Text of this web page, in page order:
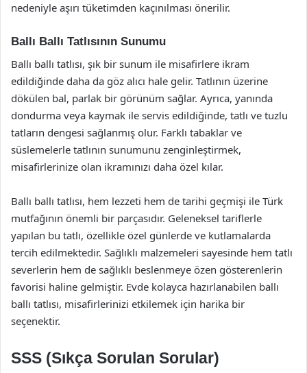
nedeniyle aşırı tüketimden kaçınılması önerilir.
Ballı Ballı Tatlısının Sunumu
Ballı ballı tatlısı, şık bir sunum ile misafirlere ikram
edildiğinde daha da göz alıcı hale gelir. Tatlının üzerine
dökülen bal, parlak bir görünüm sağlar. Ayrıca, yanında
dondurma veya kaymak ile servis edildiğinde, tatlı ve tuzlu
tatların dengesi sağlanmış olur. Farklı tabaklar ve
süslemelerle tatlının sunumunu zenginleştirmek,
misafirlerinize olan ikramınızı daha özel kılar.
Ballı ballı tatlısı, hem lezzeti hem de tarihi geçmişi ile Türk
mutfağının önemli bir parçasıdır. Geleneksel tariflerle
yapılan bu tatlı, özellikle özel günlerde ve kutlamalarda
tercih edilmektedir. Sağlıklı malzemeleri sayesinde hem tatlı
severlerin hem de sağlıklı beslenmeye özen gösterenlerin
favorisi haline gelmiştir. Evde kolayca hazırlanabilen ballı
ballı tatlısı, misafirlerinizi etkilemek için harika bir
seçenektir.
SSS (Sıkça Sorulan Sorular)